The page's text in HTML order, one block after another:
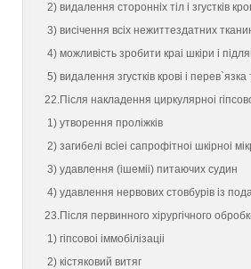
2) видалення стороннiх тiл i згусткiв
3) висiчення всiх нежиттeздатних
4) можливiсть зробити краi шкiри i
5) видалення згусткiв кровi i
22.Пiсля накладення циркулярноi
1) утворення пролiжкiв
2) загибелi всiei сапрофiтноi шкiрноi
3) удавлення (iшемii) питаючих судин
4) удавлення нервових стовбурiв iз
23.Пiсля первинного хiрургiчного
1) гiпсовоi iммобiлiзацii
2) кiстяковий витяг